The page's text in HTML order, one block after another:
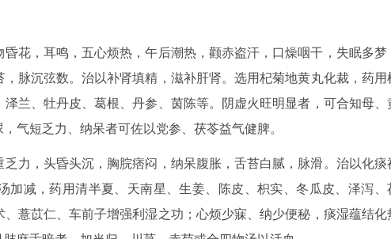
花，耳鸣，五心烦热，午后潮热，颧赤盗汗，口燥咽干，失眠多梦
脉沉弦数。治以补肾填精，滋补肝肾。选用杞菊地黄丸化裁，药用
兰、牡丹皮、葛根、丹参、茵陈等。阴虚火旺明显者，可合知母、
气短乏力、纳呆者可佐以党参、茯苓益气健脾。
力，头昏头沉，胸脘痞闷，纳呆腹胀，舌苔白腻，脉滑。治以化痰
加减，药用清半夏、天南星、生姜、陈皮、枳实、冬瓜皮、泽泻、
薏苡仁、车前子增强利湿之功；心烦少寐、纳少便秘，痰湿蕴结化